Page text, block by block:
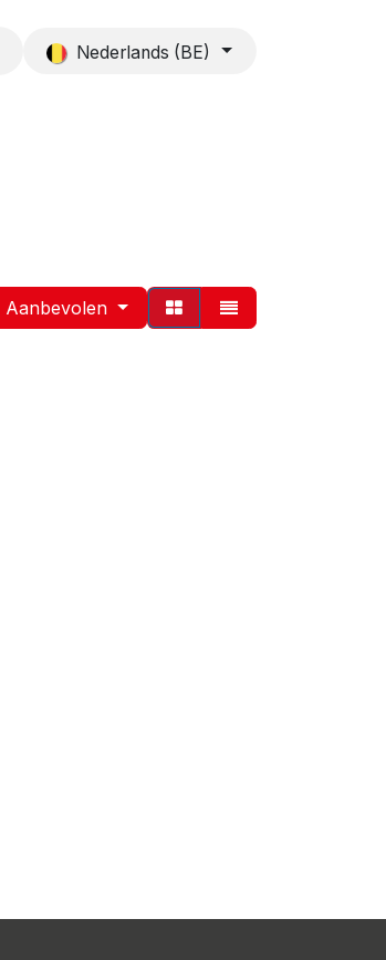
Nederlands (BE)
Aanbevolen